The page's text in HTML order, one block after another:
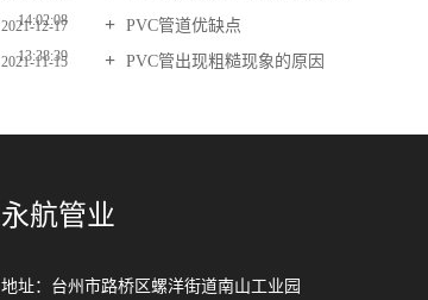
14:02:08
2021-12-17
13:38:39
PVC管道优缺点
2021-11-15
PVC管出现粗糙现象的原因
永航管业
地址：台州市路桥区螺洋街道南山工业园